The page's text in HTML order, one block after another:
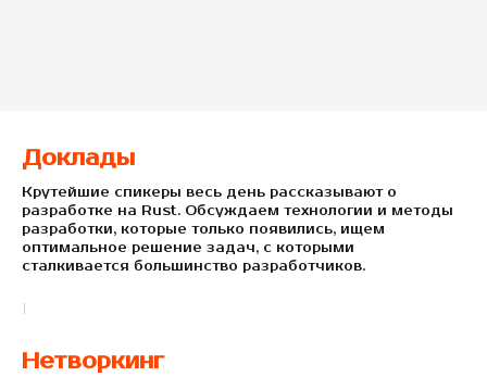
Доклады
Крутейшие спикеры весь день рассказывают о
разработке на Rust. Обсуждаем технологии и методы
разработки, которые только появились, ищем
оптимальное решение задач, с которыми
сталкивается большинство разработчиков.
Нетворкинг